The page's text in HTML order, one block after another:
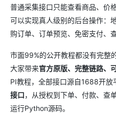
普通采集接口只能查看商品、价
可以实现真人级别的后台操作：
购订单、订单预览、免密支付、
市面99%的公开教程都没有完整
大家带来官方原版、完整链路、
PI教程，全部接口源自1688开放
接口，从授权到下单、付款、查
运行Python源码。